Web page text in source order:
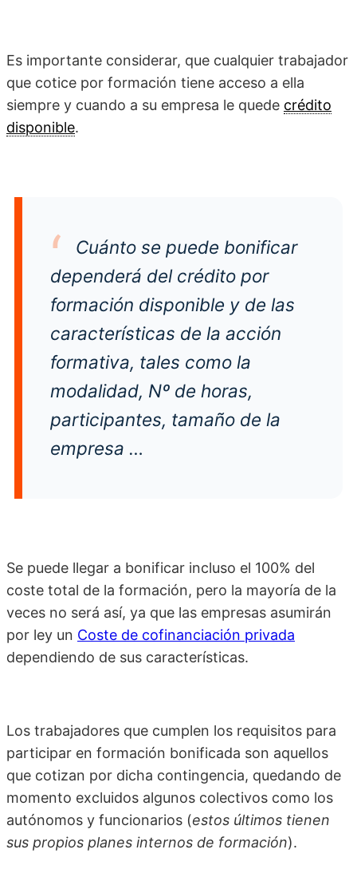
Es importante considerar, que cualquier trabajador
que cotice por formación tiene acceso a ella
siempre y cuando a su empresa le quede crédito
disponible.
Cuánto se puede bonificar
dependerá del crédito por
formación disponible y de las
características de la acción
formativa, tales como la
modalidad, Nº de horas,
participantes, tamaño de la
empresa …
Se puede llegar a bonificar incluso el 100% del
coste total de la formación, pero la mayoría de la
veces no será así, ya que las empresas asumirán
por ley un Coste de cofinanciación privada
dependiendo de sus características.
Los trabajadores que cumplen los requisitos para
participar en formación bonificada son aquellos
que cotizan por dicha contingencia, quedando de
momento excluidos algunos colectivos como los
autónomos y funcionarios (estos últimos tienen
sus propios planes internos de formación).